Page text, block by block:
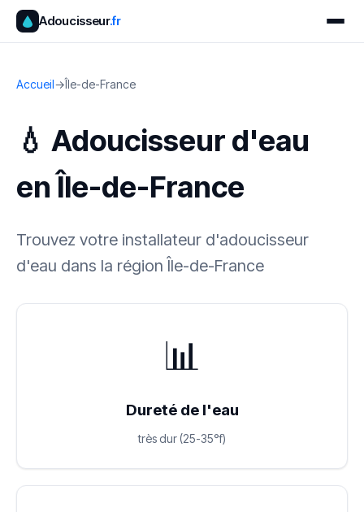
Adoucisseur.fr
Accueil→Île-de-France
💧 Adoucisseur d'eau
en Île-de-France
Trouvez votre installateur d'adoucisseur
d'eau dans la région Île-de-France
📊
Dureté de l'eau
très dur (25-35°f)